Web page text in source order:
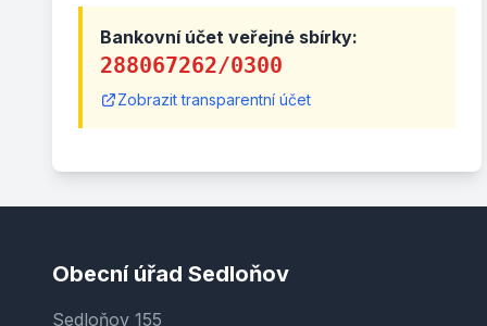
Bankovní účet veřejné sbírky:
288067262/0300
Zobrazit transparentní účet
Obecní úřad Sedloňov
Sedloňov 155